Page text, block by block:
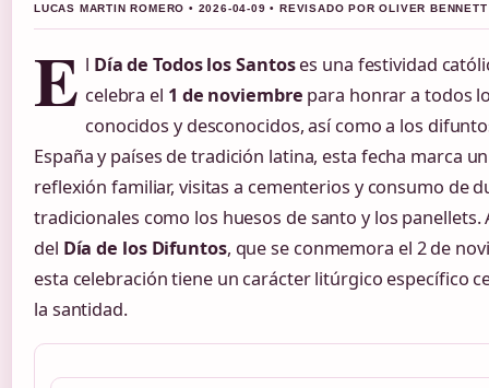
LUCAS MARTIN ROMERO • 2026-04-09 • REVISADO POR OLIVER BENNETT
E l Día de Todos los Santoses una festividad
celebra el 1 de noviembre para honrar a todos
conocidos y desconocidos, así como a los
España y países de tradición latina, esta fecha marca
reflexión familiar, visitas a cementerios y consumo de
tradicionales como los huesos de santo y los panellets.
del Día de los Difuntos, que se conmemora el 2 de
esta celebración tiene un carácter litúrgico específico
la santidad.